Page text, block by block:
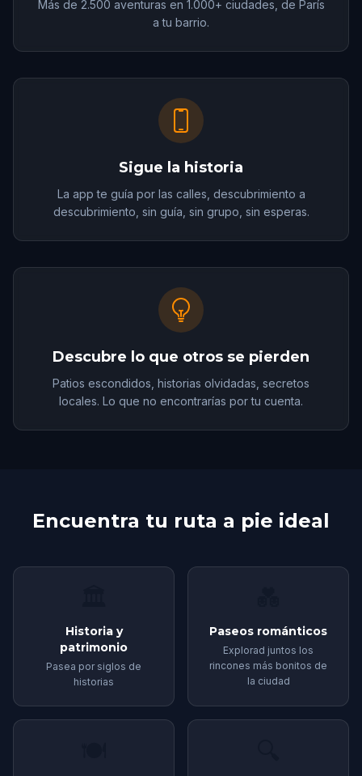
Más de 2.500 aventuras en 1.000+ ciudades, de París
a tu barrio.
Sigue la historia
La app te guía por las calles, descubrimiento a
descubrimiento, sin guía, sin grupo, sin esperas.
Descubre lo que otros se pierden
Patios escondidos, historias olvidadas, secretos
locales. Lo que no encontrarías por tu cuenta.
Encuentra tu ruta a pie ideal
Historia y
patrimonio
Pasea por siglos de
historias
Paseos románticos
Explorad juntos los
rincones más bonitos de
la ciudad